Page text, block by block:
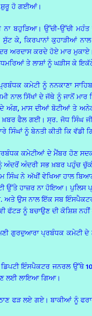
ਸ਼ੁਰੂ ਹੋ ਗਈਆਂ।
ਬਹੁੜਿਆ। ਉੱਚੀ-ਉੱਚੀ ਮਹੰਤ
ਕੇ, ਕਿਰਪਾਨਾਂ ਕੁਹਾੜੀਆਂ
ਅਰਦਾਸ ਕਰਦੇ ਹੋਏ ਮਾਰ
ਤੇ ਲਾਸ਼ਾਂ ਨੂੰ ਘੜੀਸ ਕੇ ਇਕੱਠੇ
ਕਮੇਟੀ ਨੂੰ ਨਨਕਾਣਾ
ਨਾਲ ਸਿੱਖਾਂ ਦੇ ਜੱਥੇ ਨੂੰ ਜਾਨੋਂ
ਅੰਗ, ਮਾਸ ਦੀਆਂ ਬੋਟੀਆਂ ਤੇ
ਖ਼ਬਰ ਫੈਲ ਗਈ। ਸ੍ਰ. ਜੋਧ ਸਿੰਘ
ਨੂੰ ਬੇਨਤੀ ਕੀਤੀ ਕਿ ਵੱਡੀ
ਕਮੇਟੀਆਂ ਦੇ ਮੈਂਬਰ ਹੋਣ ਸਦਕਾ
ਅੰਦਰੀ ਸਭ ਖ਼ਬਰ ਪਹੁੰਚ ਚੁੱਕੀ
ਸਿੰਘ ਨੇ ਅੱਖੀਂ ਵੇਖਿਆ ਹਾਲ
ਉੱਤੇ ਹਾਜ਼ਰ ਨਾ ਹੋਇਆ। ਪੁਲਿਸ
ਅਤੇ ਉਸ ਨਾਲ ਇੱਕ ਸਬ
ਨੂੰ ਬਚਾਉਣ ਦੀ ਕੋਸ਼ਿਸ਼
ਗੁਰਦੁਆਰਾ ਪ੍ਰਬੰਧਕ ਕਮੇਟੀ ਦੇ
ਇੰਸਪੈਕਟਰ ਜਨਰਲ ਉੱਥੇ
ਲਈ ਲਾਇਆ ਗਿਆ।
ਫੜ ਲਏ ਗਏ। ਬਾਕੀਆਂ ਨੂੰ